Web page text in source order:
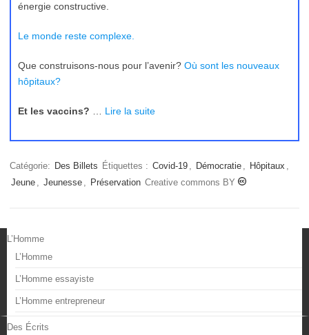
énergie constructive.
Le monde reste complexe.
Que construisons-nous pour l’avenir? Où sont les nouveaux
hôpitaux?
Et les vaccins? Lire la suite
Catégorie: Des Billets Étiquettes : Covid-19 , Démocratie , Hôpitaux ,
Jeune , Jeunesse , Préservation Creative commons BY
L’Homme
L’Homme
L’Homme essayiste
L’Homme entrepreneur
Des Écrits